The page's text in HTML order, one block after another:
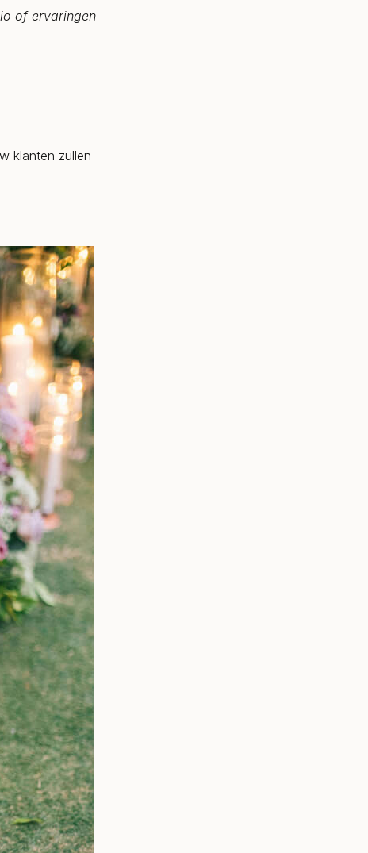
of ervaringen
klanten zullen